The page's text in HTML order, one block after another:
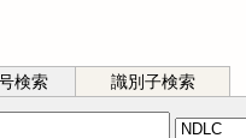
検索 識別子検索